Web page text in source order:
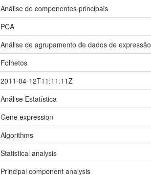
Análise de componentes principais
PCA
Análise de agrupamento de dados de
Folhetos
2011-04-12T11:11:11Z
Análise Estatística
Gene expression
Algorithms
Statistical analysis
Principal component analysis